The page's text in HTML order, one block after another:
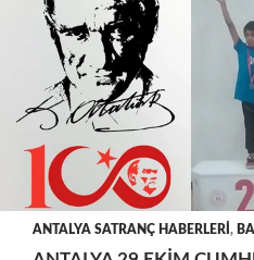
ANTALYA SATRANÇ HABERLERI ,